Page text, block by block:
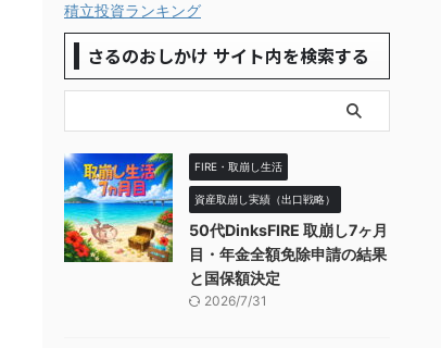
積立投資ランキング
さるのおしかけ サイト内を検索する
FIRE・取崩し生活
資産取崩し実績（出口戦略）
50代DinksFIRE 取崩し7ヶ月
目・年金全額免除申請の結果
と国保額決定
2026/7/31